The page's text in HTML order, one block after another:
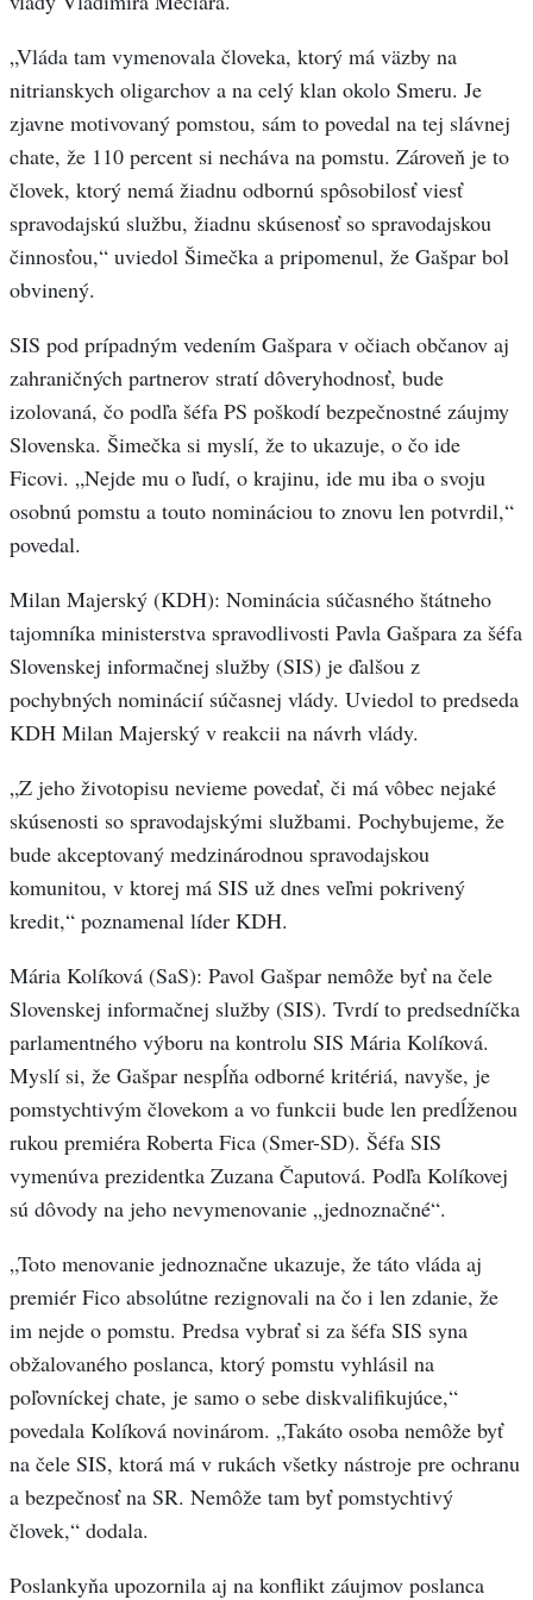
„Vláda tam vymenovala človeka, ktorý má väzby na
nitrianskych oligarchov a na celý klan okolo Smeru. Je
zjavne motivovaný pomstou, sám to povedal na tej slávnej
chate, že 110 percent si necháva na pomstu. Zároveň je to
človek, ktorý nemá žiadnu odbornú spôsobilosť viesť
spravodajskú službu, žiadnu skúsenosť so spravodajskou
činnosťou,“ uviedol Šimečka a pripomenul, že Gašpar bol
obvinený.
SIS pod prípadným vedením Gašpara v očiach občanov aj
zahraničných partnerov stratí dôveryhodnosť, bude
izolovaná, čo podľa šéfa PS poškodí bezpečnostné záujmy
Slovenska. Šimečka si myslí, že to ukazuje, o čo ide
Ficovi. „Nejde mu o ľudí, o krajinu, ide mu iba o svoju
osobnú pomstu a touto nomináciou to znovu len potvrdil,“
povedal.
Milan Majerský (KDH): Nominácia súčasného štátneho
tajomníka ministerstva spravodlivosti Pavla Gašpara za šéfa
Slovenskej informačnej služby (SIS) je ďalšou z
pochybných nominácií súčasnej vlády. Uviedol to predseda
KDH Milan Majerský v reakcii na návrh vlády.
„Z jeho životopisu nevieme povedať, či má vôbec nejaké
skúsenosti so spravodajskými službami. Pochybujeme, že
bude akceptovaný medzinárodnou spravodajskou
komunitou, v ktorej má SIS už dnes veľmi pokrivený
kredit,“ poznamenal líder KDH.
Mária Kolíková (SaS): Pavol Gašpar nemôže byť na čele
Slovenskej informačnej služby (SIS). Tvrdí to predsedníčka
parlamentného výboru na kontrolu SIS Mária Kolíková.
Myslí si, že Gašpar nespĺňa odborné kritériá, navyše, je
pomstychtivým človekom a vo funkcii bude len predĺženou
rukou premiéra Roberta Fica (Smer-SD). Šéfa SIS
vymenúva prezidentka Zuzana Čaputová. Podľa Kolíkovej
sú dôvody na jeho nevymenovanie „jednoznačné“.
„Toto menovanie jednoznačne ukazuje, že táto vláda aj
premiér Fico absolútne rezignovali na čo i len zdanie, že
im nejde o pomstu. Predsa vybrať si za šéfa SIS syna
obžalovaného poslanca, ktorý pomstu vyhlásil na
poľovníckej chate, je samo o sebe diskvalifikujúce,“
povedala Kolíková novinárom. „Takáto osoba nemôže byť
na čele SIS, ktorá má v rukách všetky nástroje pre ochranu
a bezpečnosť na SR. Nemôže tam byť pomstychtivý
človek,“ dodala.
Poslankyňa upozornila aj na konflikt záujmov poslanca